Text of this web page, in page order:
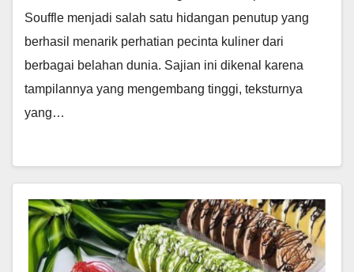
Souffle menjadi salah satu hidangan penutup yang
berhasil menarik perhatian pecinta kuliner dari
berbagai belahan dunia. Sajian ini dikenal karena
tampilannya yang mengembang tinggi, teksturnya
yang…